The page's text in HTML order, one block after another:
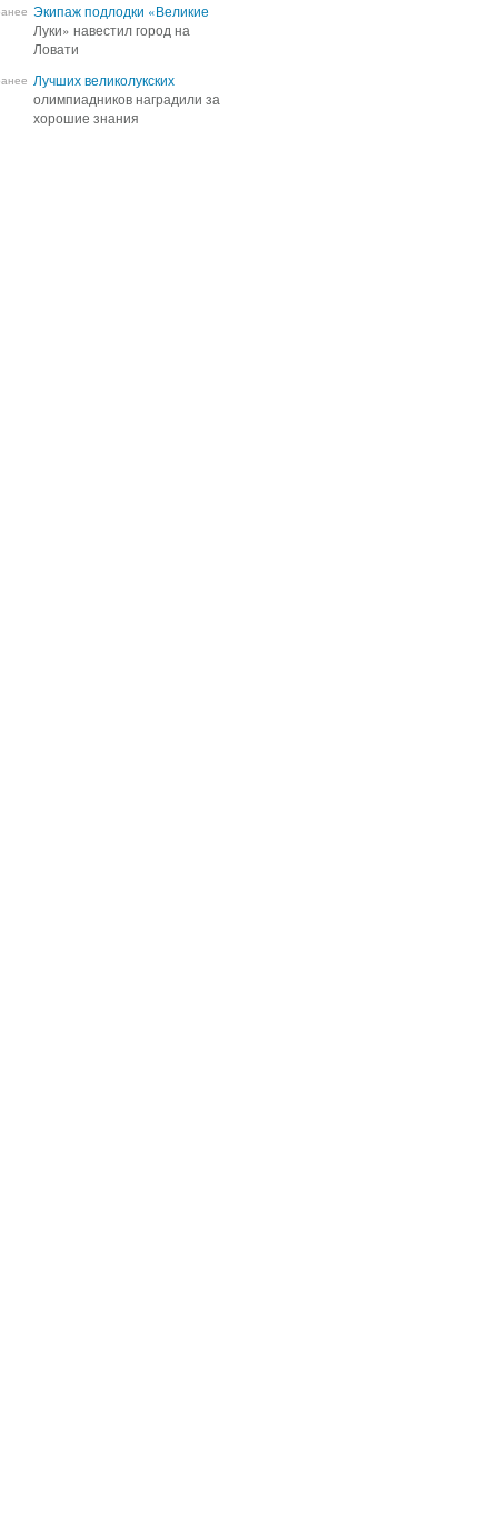
Экипаж подлодки «Великие
Луки» навестил город на
Ловати
Экипаж подлодки «Великие
Луки» навестил город на
Ловати
Лучших великолукских
олимпиадников наградили за
хорошие знания
Лучших великолукских
олимпиадников наградили за
хорошие знания